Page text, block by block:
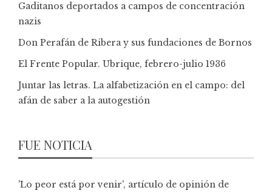
Gaditanos deportados a campos de concentración
nazis
Don Perafán de Ribera y sus fundaciones de Bornos
El Frente Popular. Ubrique, febrero-julio 1936
Juntar las letras. La alfabetización en el campo: del
afán de saber a la autogestión
FUE NOTICIA
'Lo peor está por venir', artículo de opinión de